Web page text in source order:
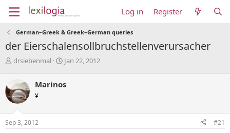
Log in Register
German–Greek & Greek–German queries
der Eierschalensollbruchstellenverursacher
T
e
a
d
s
t
drsiebenmal
S
r
a
Jan 22, 2012
Marinos
¥
Sep 3, 2012 #21